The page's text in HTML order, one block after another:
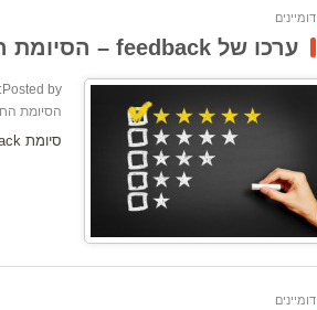
דומיינים
ערכו של feedback – הסיומת החדשנית למשוב מקוון
Posted by:
הסיומת
סיומת feedback הפכה לזמינה לרכישה ציבורית רק בחודש ינואר...
דומיינים